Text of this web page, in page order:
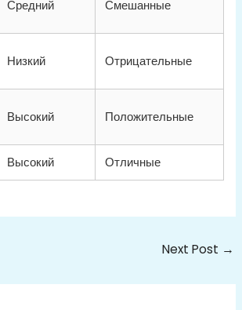
Средний Смешанные
Низкий Отрицательные
Высокий Положительные
Высокий Отличные
Next Post →